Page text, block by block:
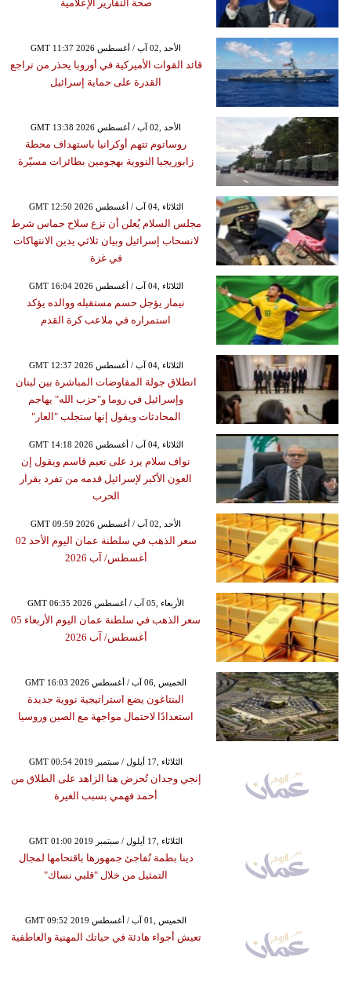
صحة التقارير الإعلامية
GMT 11:37 2026 الأحد ,02 آب / أغسطس
قائد القوات الأميركية في أوروبا يحذر من تراجع
القدرة على حماية إسرائيل
GMT 13:38 2026 الأحد ,02 آب / أغسطس
روساتوم تتهم أوكرانيا باستهداف محطة
زابوريجيا النووية بهجومين بطائرات مسيّرة
GMT 12:50 2026 الثلاثاء ,04 آب / أغسطس
مجلس السلام يُعلن أن نزع سلاح حماس شرط
لانسحاب إسرائيل وبيان ثلاثي يدين الانتهاكات
في غزة
GMT 16:04 2026 الثلاثاء ,04 آب / أغسطس
نيمار يؤجل حسم مستقبله ووالده يؤكد
استمراره في ملاعب كرة القدم
GMT 12:37 2026 الثلاثاء ,04 آب / أغسطس
انطلاق جولة المفاوضات المباشرة بين لبنان
وإسرائيل في روما و"حزب الله" يهاجم
المحادثات ويقول إنها ستجلب "العار"
GMT 14:18 2026 الثلاثاء ,04 آب / أغسطس
نواف سلام يرد على نعيم قاسم ويقول إن
العون الأكبر لإسرائيل قدمه من تفرد بقرار
الحرب
GMT 09:59 2026 الأحد ,02 آب / أغسطس
سعر الذهب في سلطنة عمان اليوم الأحد 02
أغسطس/ آب 2026
GMT 06:35 2026 الأربعاء ,05 آب / أغسطس
سعر الذهب في سلطنة عمان اليوم الأربعاء 05
أغسطس/ آب 2026
GMT 16:03 2026 الخميس ,06 آب / أغسطس
البنتاغون يضع استراتيجية نووية جديدة
استعدادًا لاحتمال مواجهة مع الصين وروسيا
GMT 00:54 2019 الثلاثاء ,17 أيلول / سبتمبر
إنجي وجدان تُحرض هنا الزاهد على الطلاق من
أحمد فهمي بسبب الغيرة
GMT 01:00 2019 الثلاثاء ,17 أيلول / سبتمبر
دينا بطمة تُفاجئ جمهورها باقتحامها لمجال
التمثيل من خلال "قلبي نساك"
GMT 09:52 2019 الخميس ,01 آب / أغسطس
تعيش أجواء هادئة في حياتك المهنية والعاطفية